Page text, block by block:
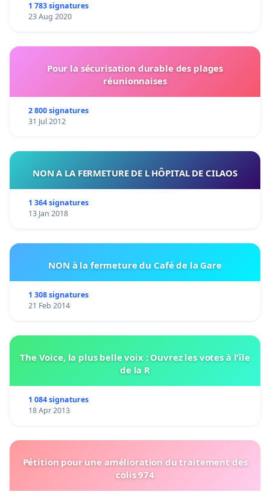
1 783 signatures
23 Aug 2020
Pour la sécurisation durable des plages
réunionnaises
2 800 signatures
31 Jul 2012
NON A LA FERMETURE DE L HÔPITAL DE CILAOS
1 364 signatures
13 Jan 2018
NON à la fermeture du Café de la Gare
1 308 signatures
21 Feb 2014
The Voice, la plus belle voix : Ouvrez les votes à l'île
de la R
1 084 signatures
18 Apr 2013
Pétition pour une amélioration du traitement des
colis 974